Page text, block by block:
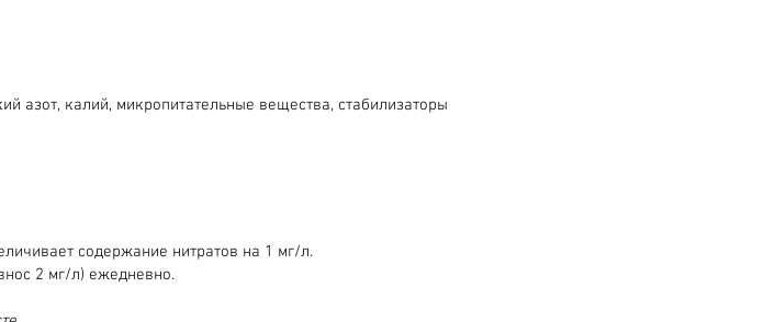
азот, калий, микропитательные вещества, стабилизаторы
содержание нитратов на 1 мг/л.
2 мг/л) ежедневно.